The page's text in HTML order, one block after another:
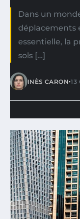
Dans un
déplacements
essentielle, la
sols […]
INÈS CARON•13